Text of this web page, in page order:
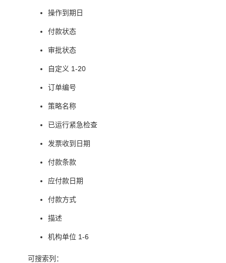
操作到期日
付款状态
审批状态
自定义 1-20
订单编号
策略名称
已运行紧急检查
发票收到日期
付款条款
应付款日期
付款方式
描述
机构单位 1-6
可搜索列：